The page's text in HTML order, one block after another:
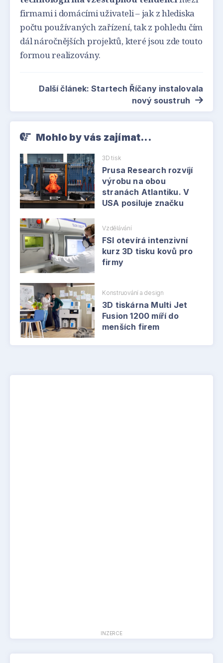
firmami i domácími uživateli – jak z hlediska
počtu používaných zařízení, tak z pohledu čím
dál náročnějších projektů, které jsou zde touto
formou realizovány.
Další článek: Startech Říčany instalovala
nový soustruh
Mohlo by vás zajímat...
3D tisk
Prusa Research rozvíjí
výrobu na obou
stranách Atlantiku. V
USA posiluje značku
Vzdělávání
FSI otevírá intenzivní
kurz 3D tisku kovů pro
firmy
Konstruování a design
3D tiskárna Multi Jet
Fusion 1200 míří do
menších firem
INZERCE